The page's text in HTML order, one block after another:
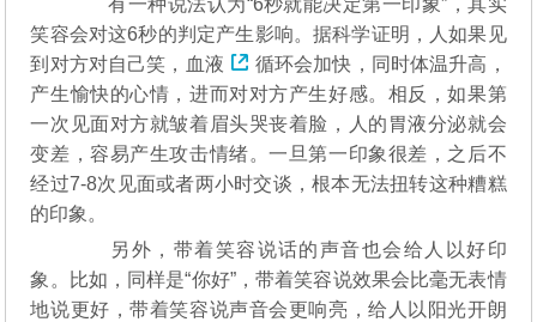
有一种说法认为“6秒就能决定第一印象”，其实
笑容会对这6秒的判定产生影响。据科学证明，人如果见
到对方对自己笑， 血液
循环会加快，同时体温升高，
产生愉快的心情，进而对对方产生好感。相反，如果第
一次见面对方就皱着眉头哭丧着脸，人的胃液分泌就会
变差，容易产生攻击情绪。一旦第一印象很差，之后不
经过7-8次见面或者两小时交谈，根本无法扭转这种糟糕
的印象。
另外，带着笑容说话的声音也会给人以好印
象。比如，同样是“你好”，带着笑容说效果会比毫无表情
地说更好，带着笑容说声音会更响亮，给人以阳光开朗